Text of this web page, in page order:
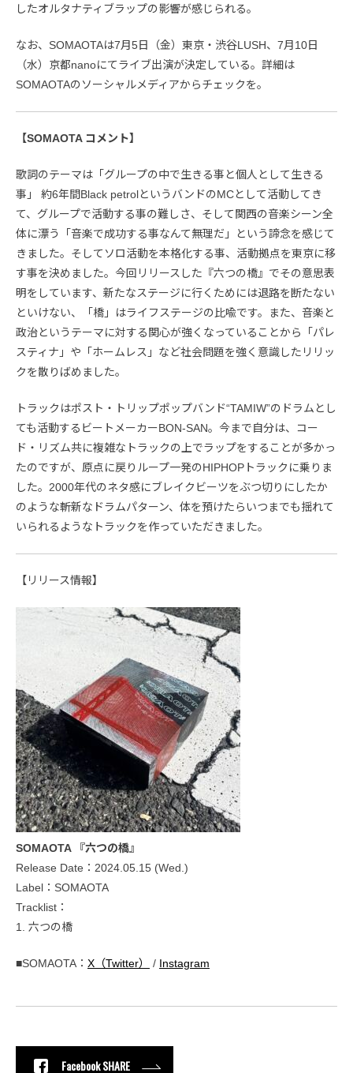
したオルタナティブラップの影響が感じられる。
なお、SOMAOTAは7月5日（金）東京・渋谷LUSH、7月10日
（水）京都nanoにてライブ出演が決定している。詳細は
SOMAOTAのソーシャルメディアからチェックを。
【SOMAOTA コメント】
歌詞のテーマは「グループの中で生きる事と個人として生きる
事」 約6年間Black petrolというバンドのMCとして活動してき
て、グループで活動する事の難しさ、そして関西の音楽シーン全
体に漂う「音楽で成功する事なんて無理だ」という諦念を感じて
きました。そしてソロ活動を本格化する事、活動拠点を東京に移
す事を決めました。今回リリースした『六つの橋』でその意思表
明をしています、新たなステージに行くためには退路を断たない
といけない、「橋」はライフステージの比喩です。また、音楽と
政治というテーマに対する関心が強くなっていることから「パレ
スティナ」や「ホームレス」など社会問題を強く意識したリリッ
クを散りばめました。
トラックはポスト・トリップポップバンド“TAMIW”のドラムとし
ても活動するビートメーカーBON-SAN。今まで自分は、コー
ド・リズム共に複雑なトラックの上でラップをすることが多かっ
たのですが、原点に戻りループ一発のHIPHOPトラックに乗りま
した。2000年代のネタ感にブレイクビーツをぶつ切りにしたか
のような斬新なドラムパターン、体を預けたらいつまでも揺れて
いられるようなトラックを作っていただきました。
【リリース情報】
SOMAOTA 『六つの橋』
Release Date：2024.05.15 (Wed.)
Label：SOMAOTA
Tracklist：
1. 六つの橋
■SOMAOTA： X（Twitter） / Instagram
Facebook SHARE